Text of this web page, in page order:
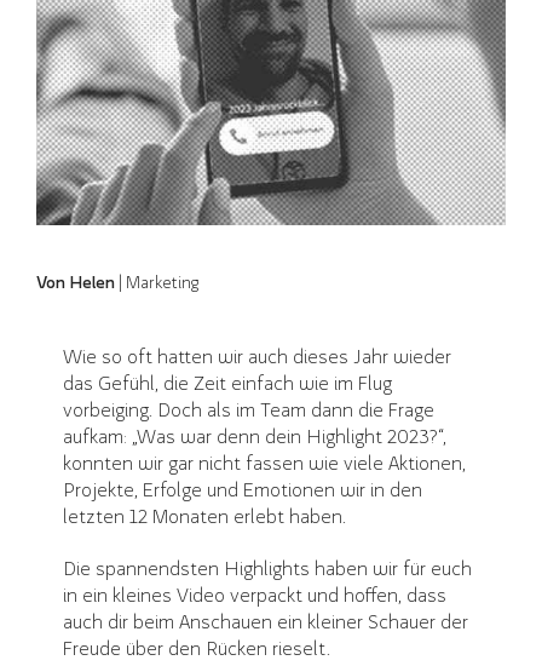
Von Helen | Marketing
Wie so oft hatten wir auch dieses Jahr wieder
das Gefühl, die Zeit einfach wie im Flug
vorbeiging. Doch als im Team dann die Frage
aufkam: „Was war denn dein Highlight 2023?“,
konnten wir gar nicht fassen wie viele Aktionen,
Projekte, Erfolge und Emotionen wir in den
letzten 12 Monaten erlebt haben.
Die spannendsten Highlights haben wir für euch
in ein kleines Video verpackt und hoffen, dass
auch dir beim Anschauen ein kleiner Schauer der
Freude über den Rücken rieselt.